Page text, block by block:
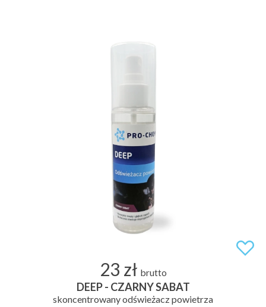
23 zł brutto
DEEP - CZARNY SABAT
skoncentrowany odświeżacz powietrza